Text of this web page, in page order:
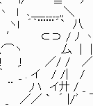
､＿_____,,
´｀¨¨¨´`
/ ﾉ 丶 .
ヽ 厶 | |
! ,! ／
_ . イ / /
| ｒ1 ¨ ,
／／ ` ´ |/ﾞ